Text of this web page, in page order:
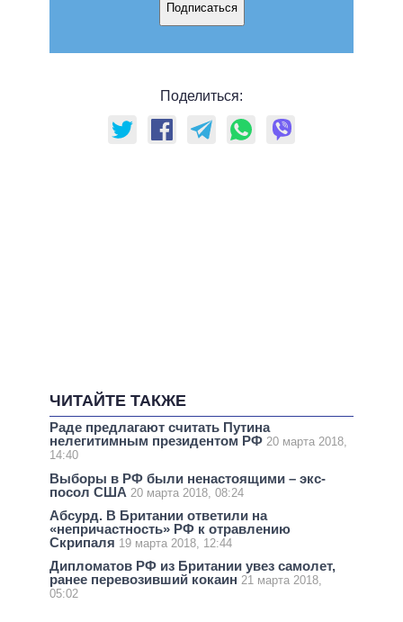
Подписаться
Поделиться:
ЧИТАЙТЕ ТАКЖЕ
Раде предлагают считать Путина
нелегитимным президентом РФ 20 марта 2018,
14:40
Выборы в РФ были ненастоящими – экс-
посол США 20 марта 2018, 08:24
Абсурд. В Британии ответили на
«непричастность» РФ к отравлению
Скрипаля 19 марта 2018, 12:44
Дипломатов РФ из Британии увез самолет,
ранее перевозивший кокаин 21 марта 2018,
05:02